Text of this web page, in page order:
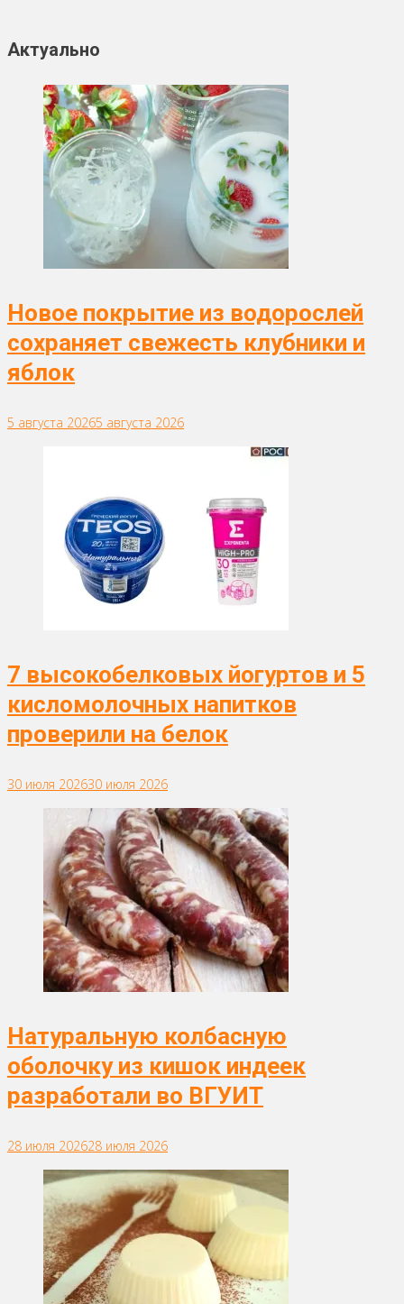
Актуально
Новое покрытие из водорослей
сохраняет свежесть клубники и
яблок
5 августа 20265 августа 2026
7 высокобелковых йогуртов и 5
кисломолочных напитков
проверили на белок
30 июля 202630 июля 2026
Натуральную колбасную
оболочку из кишок индеек
разработали во ВГУИТ
28 июля 202628 июля 2026